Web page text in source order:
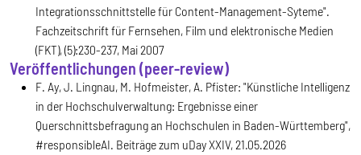
Integrationsschnittstelle für Content-Management-Syteme".
Fachzeitschrift für Fernsehen, Film und elektronische Medien
(FKT), (5):230-237, Mai 2007
Veröffentlichungen (peer-review)
F. Ay, J. Lingnau, M. Hofmeister, A. Pfister: "Künstliche Intelligenz
in der Hochschulverwaltung: Ergebnisse einer
Querschnittsbefragung an Hochschulen in Baden-Württemberg",
#responsibleAI. Beiträge zum uDay XXIV, 21.05.2026